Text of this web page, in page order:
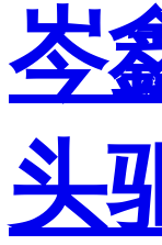
岑
头